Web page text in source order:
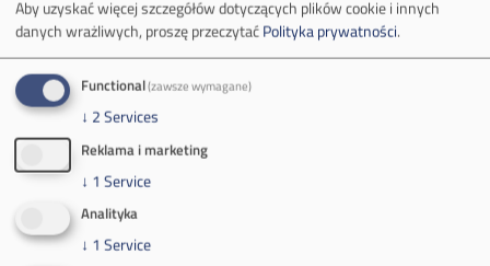
Kontakt dla mediów:
mail:media@pkw-sa.pl
tel.:+48 32 618 56 02
(poniedziałek-piątek 7:00-15:00)
Aby uzyskać więcej szczegółów dotyczących plików cookie i innych
danych wrażliwych, proszę przeczytaćPolityka prywatności.
Functional(zawsze wymagane)
↓ 2Services
Reklama i marketing
↓ 1 Service
Analityka
↓ 1 Service